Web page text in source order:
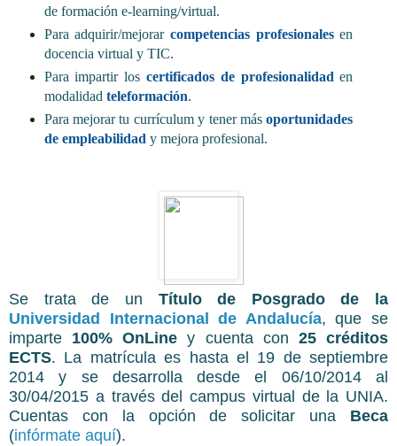
de formación e-learning/virtual.
Para adquirir/mejorar competencias profesionalesen
docencia virtual y TIC.
Para impartir los certificados de profesionalidad en
modalidad teleformación.
Para mejorar tu currículum y tener másoportunidades
de empleabilidad y mejora profesional.
Se trata de un Título de Posgrado de la
Universidad Internacional de Andalucía, que se
imparte 100% OnLine y cuenta con 25 créditos
ECTS. La matrícula es hasta el 19 de septiembre
2014 y se desarrolla desde el 06/10/2014 al
30/04/2015 a través del campus virtual de la UNIA.
Cuentas con la opción de solicitar una Beca
(infórmate aquí).